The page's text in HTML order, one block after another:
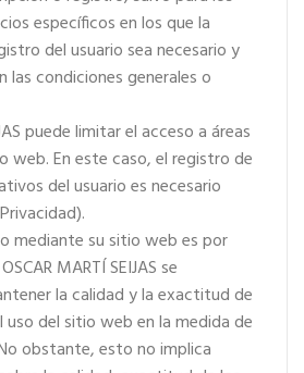
específicos en los que la
del usuario sea necesario y
las condiciones generales o
puede limitar el acceso a áreas
web. En este caso, el registro de
del usuario es necesario
mediante su sitio web es por
MARTÍ SEIJAS se
la calidad y la exactitud de
del sitio web en la medida de
obstante, esto no implica